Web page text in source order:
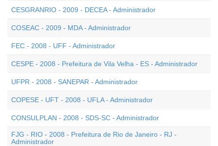
CESGRANRIO - 2009 - DECEA - Administrador
COSEAC - 2009 - MDA - Administrador
FEC - 2008 - UFF - Administrador
CESPE - 2008 - Prefeitura de Vila Velha - ES - Administrador
UFPR - 2008 - SANEPAR - Administrador
COPESE - UFT - 2008 - UFLA - Administrador
CONSULPLAN - 2008 - SDS-SC - Administrador
FJG - RIO - 2008 - Prefeitura de Rio de Janeiro - RJ -
Administrador